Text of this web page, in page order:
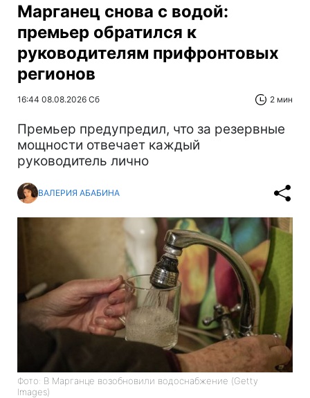
Марганец снова с водой:
премьер обратился к
руководителям прифронтовых
регионов
16:44 08.08.2026 Сб 2 мин
Премьер предупредил, что за резервные
мощности отвечает каждый
руководитель лично
ВАЛЕРИЯ АБАБИНА
Фото: В Марганце возобновили водоснабжение (Getty
Images)